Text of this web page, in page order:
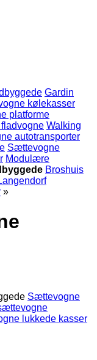
Gardin
kølekasser
platforme
Walking
autotransporter
Sættevogne
Modulære
Broshuis
»
Sættevogne
lukkede kasser